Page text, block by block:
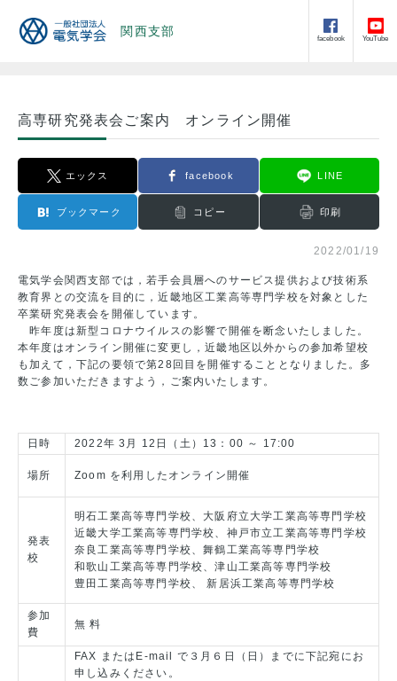
関西支部
facebook YouTube
高専研究発表会ご案内 オンライン開催
エックス facebook LINE
ブックマーク コピー 印刷
2022/01/19
電気学会関西支部では，若手会員層へのサービス提供および技術系
教育界との交流を目的に，近畿地区工業高等専門学校を対象とした
卒業研究発表会を開催しています。
昨年度は新型コロナウイルスの影響で開催を断念いたしました。
本年度はオンライン開催に変更し，近畿地区以外からの参加希望校
も加えて，下記の要領で第28回目を開催することとなりました。多
数ご参加いただきますよう，ご案内いたします。
日時 2022年 3月 12日（土）13：00 ～ 17:00
場所 Zoom を利用したオンライン開催
発表
校
明石工業高等専門学校、大阪府立大学工業高等専門学校
近畿大学工業高等専門学校、神戸市立工業高等専門学校
奈良工業高等専門学校、舞鶴工業高等専門学校
和歌山工業高等専門学校、津山工業高等専門学校
豊田工業高等専門学校、 新居浜工業高等専門学校
参加
費
無 料
FAX またはE-mail で３月６日（日）までに下記宛にお
申し込みください。